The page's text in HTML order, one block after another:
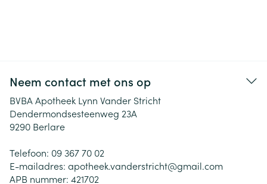
Neem contact met ons op
BVBA Apotheek Lynn Vander Stricht
Dendermondsesteenweg 23A
9290 Berlare
Telefoon: 09 367 70 02
E-mailadres: apotheek.vanderstricht@gmail.com
APB nummer: 421702